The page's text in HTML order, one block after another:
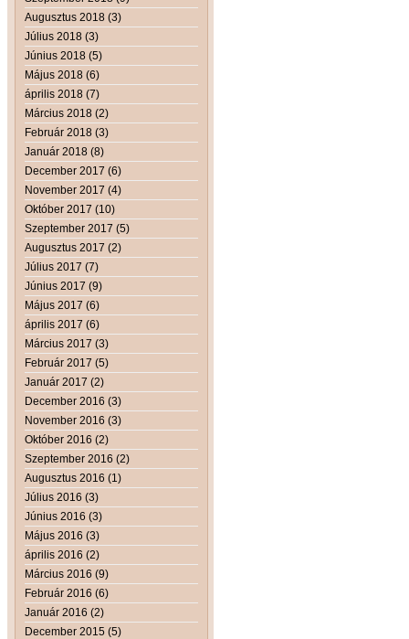
Augusztus 2018 (3)
Július 2018 (3)
Június 2018 (5)
Május 2018 (6)
április 2018 (7)
Március 2018 (2)
Február 2018 (3)
Január 2018 (8)
December 2017 (6)
November 2017 (4)
Október 2017 (10)
Szeptember 2017 (5)
Augusztus 2017 (2)
Július 2017 (7)
Június 2017 (9)
Május 2017 (6)
április 2017 (6)
Március 2017 (3)
Február 2017 (5)
Január 2017 (2)
December 2016 (3)
November 2016 (3)
Október 2016 (2)
Szeptember 2016 (2)
Augusztus 2016 (1)
Július 2016 (3)
Június 2016 (3)
Május 2016 (3)
április 2016 (2)
Március 2016 (9)
Február 2016 (6)
Január 2016 (2)
December 2015 (5)